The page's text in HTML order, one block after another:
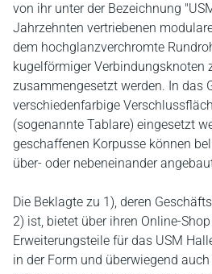
von ihr unter der Bezeichnung
Jahrzehnten vertriebenen
dem hochglanzverchromte
kugelförmiger Verbindungsknoten
zusammengesetzt werden. In das
verschiedenfarbige
(sogenannte Tablare) eingesetzt
geschaffenen Korpusse können
über- oder nebeneinander
Die Beklagte zu 1), deren
2) ist, bietet über ihren Online-
Erweiterungsteile für das USM
in der Form und überwiegend